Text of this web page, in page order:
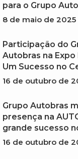
para o Grupo
8 de maio de 2025
Participação do
Autobras na Expo
Um Sucesso no
16 de outubro de
Grupo Autobras
presença na
grande sucesso
16 de outubro de